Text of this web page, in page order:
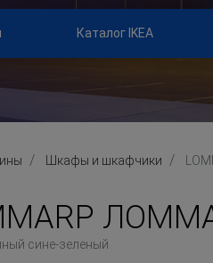
Каталог IKEA
Шкафы и шкафчики
сине-зеленый